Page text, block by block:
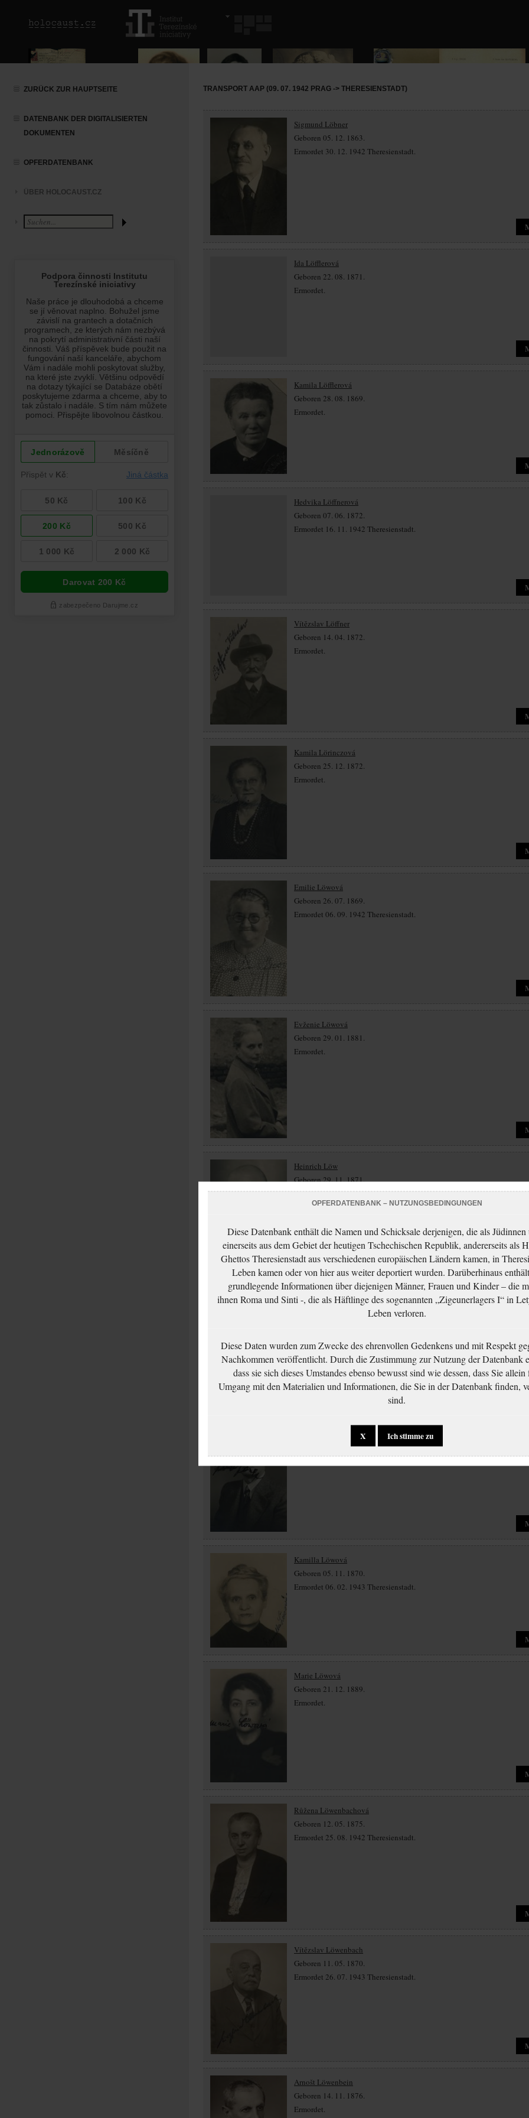
ZURÜCK ZUR HAUPTSEITE
DATENBANK DER DIGITALISIERTEN
DOKUMENTEN
OPFERDATENBANK
ÜBER HOLOCAUST.CZ
TRANSPORT AAP (09. 07. 1942 PRAG -> THERESIENSTADT)
Sigmund Löbner
Geboren 05. 12. 1863.
Ermordet 30. 12. 1942 Theresienstadt.
Ida Löfflerová
Geboren 22. 08. 1871.
Ermordet.
Kamila Löfflerová
Geboren 28. 08. 1869.
Ermordet.
Hedvika Löffnerová
Geboren 07. 06. 1872.
Ermordet 16. 11. 1942 Theresienstadt.
Vítězslav Löffner
Geboren 14. 04. 1872.
Ermordet.
Kamila Lörinczová
Geboren 25. 12. 1872.
Ermordet.
Emilie Löwová
Geboren 26. 07. 1869.
Ermordet 06. 09. 1942 Theresienstadt.
Evženie Löwová
Geboren 29. 01. 1881.
Ermordet.
Heinrich Löw
Geboren 29. 11. 1871.
Ermordet 09. 05. 1943 Theresienstadt.
Isidor Löw
Geboren 07. 09. 1885.
Kamilla Löwová
Geboren 05. 11. 1870.
Ermordet 06. 02. 1943 Theresienstadt.
Marie Löwová
Geboren 21. 12. 1889.
Ermordet.
Růžena Löwenbachová
Geboren 12. 05. 1875.
Ermordet 25. 08. 1942 Theresienstadt.
Vítězslav Löwenbach
Geboren 11. 05. 1870.
Ermordet 26. 07. 1943 Theresienstadt.
Arnošt Löwenbein
Geboren 14. 11. 1876.
Ermordet.
OPFERDATENBANK – NUTZUNGSBEDINGUNGEN
Diese Datenbank enthält die Namen und Schicksale derjenigen, die als Jüdinnen
einerseits aus dem Gebiet der heutigen Tschechischen Republik, andererseits als
Ghettos Theresienstadt aus verschiedenen europäischen Ländern kamen, in
Leben kamen oder von hier aus weiter deportiert wurden. Darüberhinaus
grundlegende Informationen über diejenigen Männer, Frauen und Kinder – die
ihnen Roma und Sinti -, die als Häftlinge des sogenannten „Zigeunerlagers I“ in
Leben verloren.
Diese Daten wurden zum Zwecke des ehrenvollen Gedenkens und mit Respekt
Nachkommen veröffentlicht. Durch die Zustimmung zur Nutzung der Datenbank
dass sie sich dieses Umstandes ebenso bewusst sind wie dessen, dass Sie
Umgang mit den Materialien und Informationen, die Sie in der Datenbank finden,
sind.
X Ich stimme zu